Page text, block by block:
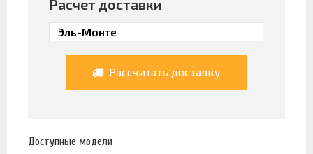
Расчет доставки
Рассчитать доставку
Доступные модели